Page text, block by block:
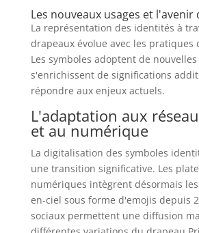
Les nouveaux usages et l'avenir
La représentation des identités à
drapeaux évolue avec les pratiques
Les symboles adoptent de
s'enrichissent de significations
répondre aux enjeux actuels.
L'adaptation aux
et au numérique
La digitalisation des symboles
une transition significative. Les
numériques intègrent désormais
en-ciel sous forme d'emojis depuis
sociaux permettent une diffusion